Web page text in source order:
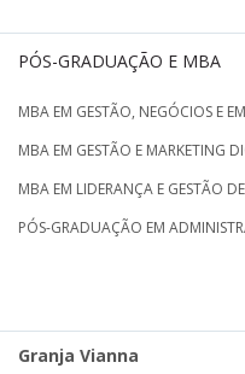
PÓS-GRADUAÇÃO E MBA
MBA EM GESTÃO, NEGÓCIOS E
MBA EM GESTÃO E MARKETING
MBA EM LIDERANÇA E GESTÃO
PÓS-GRADUAÇÃO EM
Granja Vianna